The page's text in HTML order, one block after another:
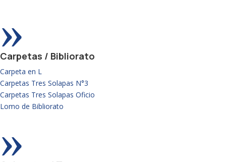
»
Carpetas / Bibliorato
Carpeta en L
Carpetas Tres Solapas N°3
Carpetas Tres Solapas Oficio
Lomo de Bibliorato
»